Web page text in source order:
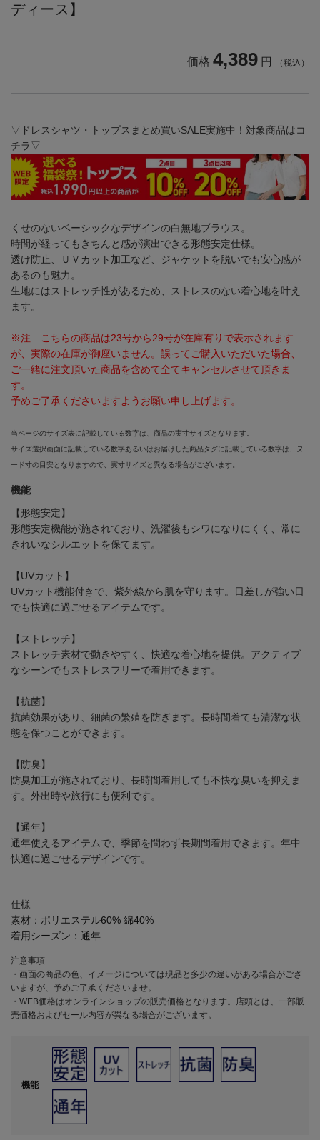
ディース】
価格 4,389 円 （税込）
▽ドレスシャツ・トップスまとめ買いSALE実施中！対象商品はコ
チラ▽
くせのないベーシックなデザインの白無地ブラウス。
時間が経ってもきちんと感が演出できる形態安定仕様。
透け防止、ＵＶカット加工など、ジャケットを脱いでも安心感が
あるのも魅力。
生地にはストレッチ性があるため、ストレスのない着心地を叶え
ます。
※注 こちらの商品は23号から29号が在庫有りで表示されます
が、実際の在庫が御座いません。誤ってご購入いただいた場合、
ご一緒に注文頂いた商品を含めて全てキャンセルさせて頂きま
す。
予めご了承くださいますようお願い申し上げます。
当ページのサイズ表に記載している数字は、商品の実寸サイズとなります。
サイズ選択画面に記載している数字あるいはお届けした商品タグに記載している数字は、ヌ
ード寸の目安となりますので、実寸サイズと異なる場合がございます。
機能
【形態安定】
形態安定機能が施されており、洗濯後もシワになりにくく、常に
きれいなシルエットを保てます。
【UVカット】
UVカット機能付きで、紫外線から肌を守ります。日差しが強い日
でも快適に過ごせるアイテムです。
【ストレッチ】
ストレッチ素材で動きやすく、快適な着心地を提供。アクティブ
なシーンでもストレスフリーで着用できます。
【抗菌】
抗菌効果があり、細菌の繁殖を防ぎます。長時間着ても清潔な状
態を保つことができます。
【防臭】
防臭加工が施されており、長時間着用しても不快な臭いを抑えま
す。外出時や旅行にも便利です。
【通年】
通年使えるアイテムで、季節を問わず長期間着用できます。年中
快適に過ごせるデザインです。
仕様
素材： ポリエステル60% 綿40%
着用シーズン： 通年
注意事項
・画面の商品の色、イメージについては現品と多少の違いがある場合がござ
いますが、予めご了承くださいませ。
・WEB価格はオンラインショップの販売価格となります。店頭とは、一部販
売価格およびセール内容が異なる場合がございます。
機能